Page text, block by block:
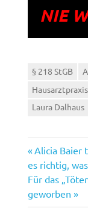
NIE
§ 218 StGB
Laura Dalhaus
Vorheriger
Beitrag:
Alicia Baier
es richtig,
Nächster
Beitrag:
Für das
geworben